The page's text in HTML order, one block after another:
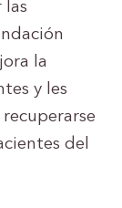
las
la
y les
del